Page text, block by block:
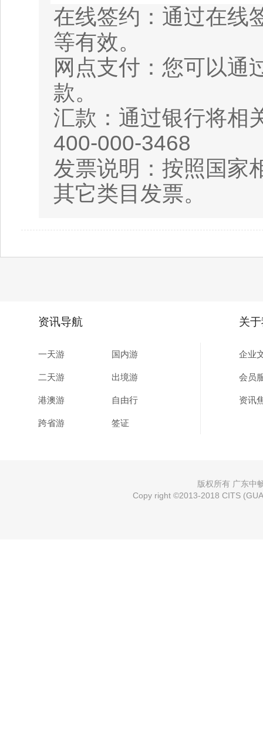
在线签约：通过在线
等有效。
网点支付：您可以通
款。
汇款：通过银行将相
400-000-3468
发票说明：按照国家
其它类目发票。
资讯导航
一天游 国内游
二天游 出境游
港澳游 自由行
跨省游 签证
关
企业
会员
资讯
版权所有 广东中
Copy right ©2013-2018 CITS